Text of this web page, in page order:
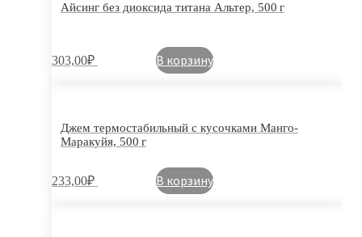
Айсинг без диоксида титана Альтер, 500 г
303,00₽ В корзину
Джем термостабильный с кусочками Манго-
Маракуйя, 500 г
233,00₽ В корзину